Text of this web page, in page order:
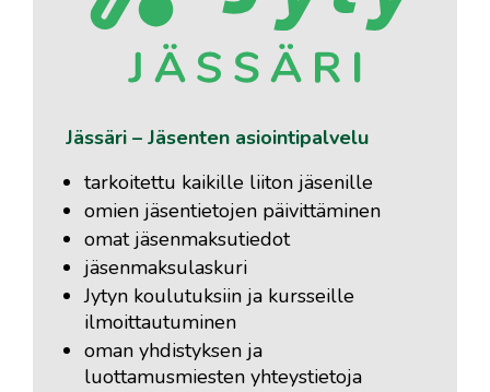
Jässäri – Jäsenten asiointipalvelu
tarkoitettu kaikille liiton jäsenille
omien jäsentietojen päivittäminen
omat jäsenmaksutiedot
jäsenmaksulaskuri
Jytyn koulutuksiin ja kursseille
ilmoittautuminen
oman yhdistyksen ja
luottamusmiesten yhteystietoja